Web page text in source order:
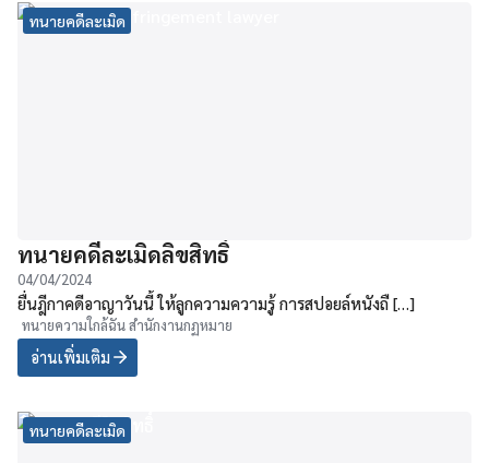
ทนายคดีละเมิด
ทนายคดีละเมิดลิขสิทธิ์
04/04/2024
ยื่นฎีกาคดีอาญาวันนี้ ให้ลูกความความรู้ การสปอยล์หนังถื […]
ทนายความใกล้ฉัน สำนักงานกฏหมาย
อ่านเพิ่มเติม
ทนายคดีละเมิด